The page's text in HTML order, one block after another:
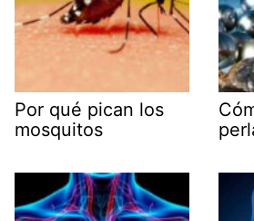
Por qué pican los
mosquitos